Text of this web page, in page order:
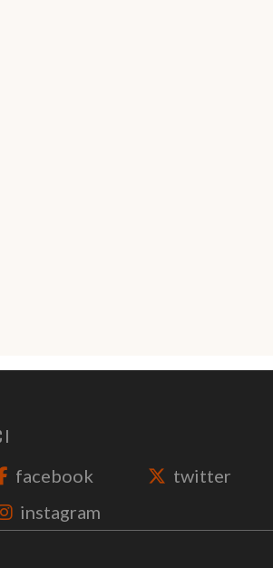
facebook twitter
instagram